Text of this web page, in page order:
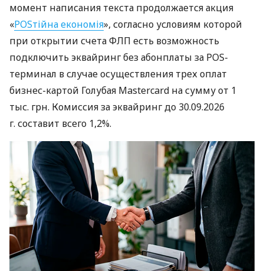
момент написания текста продолжается акция
«POSтійна економія», согласно условиям которой
при открытии счета ФЛП есть возможность
подключить эквайринг без абонплаты за POS-
терминал в случае осуществления трех оплат
бизнес-картой Голубая Mastercard на сумму от 1
тыс. грн. Комиссия за эквайринг до 30.09.2026
г. составит всего 1,2%.